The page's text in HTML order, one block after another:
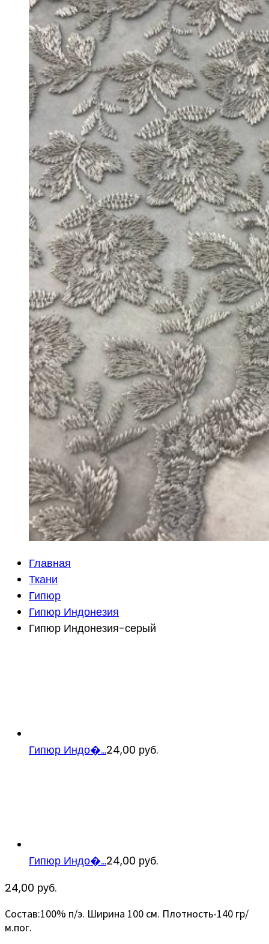
Главная
Ткани
Гипюр
Гипюр Индонезия
Гипюр Индонезия-серый
Гипюр Индо�...24,00 руб.
Гипюр Индо�...24,00 руб.
24,00 руб.
Состав:100% п/э. Ширина 100 см. Плотность-140 гр/
м.пог.